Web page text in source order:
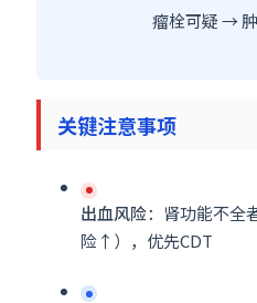
瘤栓可疑 →
关键注意事项
出血风险：肾功能不全
险↑），优先CDT